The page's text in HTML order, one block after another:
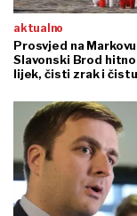
aktualno
Prosvjed na
Slavonski Brod
lijek, čisti zrak i